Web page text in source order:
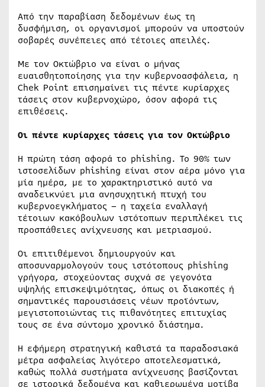
Από την παραβίαση δεδομένων έως τη
δυσφήμιση, οι οργανισμοί μπορούν να υποστούν
σοβαρές συνέπειες από τέτοιες απειλές.
Με τον Οκτώβριο να είναι ο μήνας
ευαισθητοποίησης για την κυβερνοασφάλεια, η
Chek Point επισημαίνει τις πέντε κυρίαρχες
τάσεις στον κυβερνοχώρο, όσον αφορά τις
επιθέσεις.
Οι πέντε κυρίαρχες τάσεις για τον Οκτώβριο
Η πρώτη τάση αφορά το phishing. Το 90% των
ιστοσελίδων phishing είναι στον αέρα μόνο για
μία ημέρα, με το χαρακτηριστικό αυτό να
αναδεικνύει μια ανησυχητική πτυχή του
κυβερνοεγκλήματος – η ταχεία εναλλαγή
τέτοιων κακόβουλων ιστότοπων περιπλέκει τις
προσπάθειες ανίχνευσης και μετριασμού.
Οι επιτιθέμενοι δημιουργούν και
αποσυναρμολογούν τους ιστότοπους phishing
γρήγορα, στοχεύοντας συχνά σε γεγονότα
υψηλής επισκεψιμότητας, όπως οι διακοπές ή
σημαντικές παρουσιάσεις νέων προϊόντων,
μεγιστοποιώντας τις πιθανότητες επιτυχίας
τους σε ένα σύντομο χρονικό διάστημα.
Η εφήμερη στρατηγική καθιστά τα παραδοσιακά
μέτρα ασφαλείας λιγότερο αποτελεσματικά,
καθώς πολλά συστήματα ανίχνευσης βασίζονται
σε ιστορικά δεδομένα και καθιερωμένα μοτίβα